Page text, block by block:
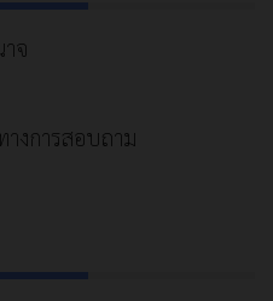
จ
งการสอบถาม